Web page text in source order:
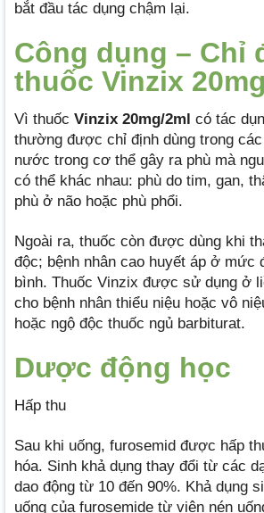
bắt đầu tác dụng chậm lại.
Công dụng – Chỉ
thuốc Vinzix
Vì thuốc Vinzix 20mg/2ml có tác
thường được chỉ định dùng trong
nước trong cơ thể gây ra phù mà
có thể khác nhau: phù do tim, gan,
phù ở não hoặc phù phổi.
Ngoài ra, thuốc còn được dùng khi
độc; bệnh nhân cao huyết áp ở mức
bình. Thuốc Vinzix được sử dụng ở
cho bệnh nhân thiểu niệu hoặc vô
hoặc ngộ độc thuốc ngủ barbiturat.
Dược động học
Hấp thu
Sau khi uống, furosemid được hấp
hóa. Sinh khả dụng thay đổi từ các
dao động từ 10 đến 90%. Khả dụng
uống của furosemide từ viên nén